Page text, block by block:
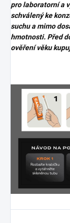
pro laboratorní a
schválený ke
suchu a mimo
hmotnosti. Před
ověření věku